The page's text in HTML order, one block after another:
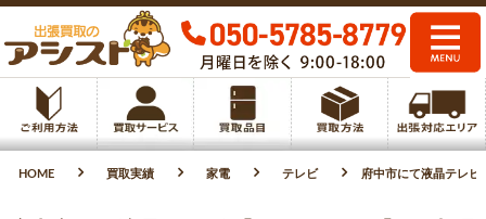
HOME 買取実績 家電 テレビ 府中市にて液晶テレビ